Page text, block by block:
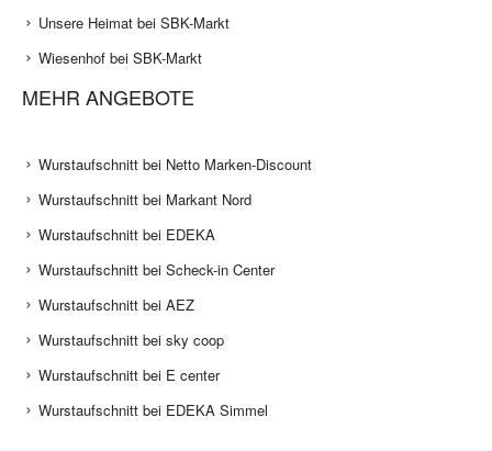
Unsere Heimat bei SBK-Markt
Wiesenhof bei SBK-Markt
MEHR ANGEBOTE
Wurstaufschnitt bei Netto Marken-Discount
Wurstaufschnitt bei Markant Nord
Wurstaufschnitt bei EDEKA
Wurstaufschnitt bei Scheck-in Center
Wurstaufschnitt bei AEZ
Wurstaufschnitt bei sky coop
Wurstaufschnitt bei E center
Wurstaufschnitt bei EDEKA Simmel